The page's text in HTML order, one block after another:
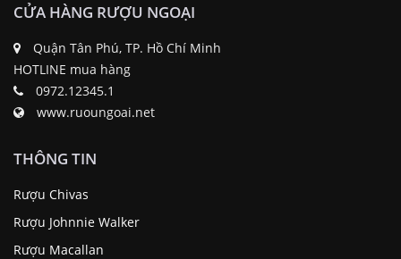
CỬA HÀNG RƯỢU NGOẠI
Quận Tân Phú, TP. Hồ Chí Minh
HOTLINE mua hàng
0972.12345.1
www.ruoungoai.net
THÔNG TIN
Rượu Chivas
Rượu Johnnie Walker
Rượu Macallan